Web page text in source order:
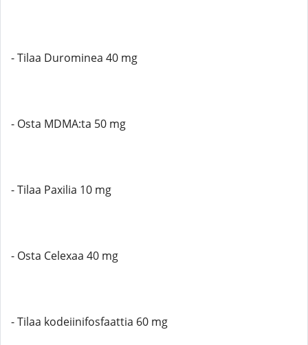
- Tilaa Durominea 40 mg
- Osta MDMA:ta 50 mg
- Tilaa Paxilia 10 mg
- Osta Celexaa 40 mg
- Tilaa kodeiinifosfaattia 60 mg